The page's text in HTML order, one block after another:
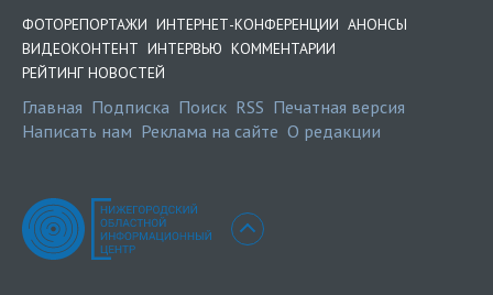
ФОТОРЕПОРТАЖИ ИНТЕРНЕТ-КОНФЕРЕНЦИИ АНОНСЫ
ВИДЕОКОНТЕНТ ИНТЕРВЬЮ КОММЕНТАРИИ
РЕЙТИНГ НОВОСТЕЙ
Главная Подписка Поиск RSS Печатная версия
Написать нам Реклама на сайте О редакции